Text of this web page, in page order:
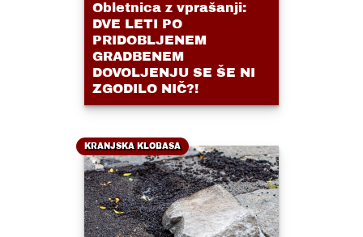
Obletnica z vprašanji:
DVE LETI PO
PRIDOBLJENEM
GRADBENEM
DOVOLJENJU SE ŠE NI
ZGODILO NIČ?!
KRANJSKA KLOBASA